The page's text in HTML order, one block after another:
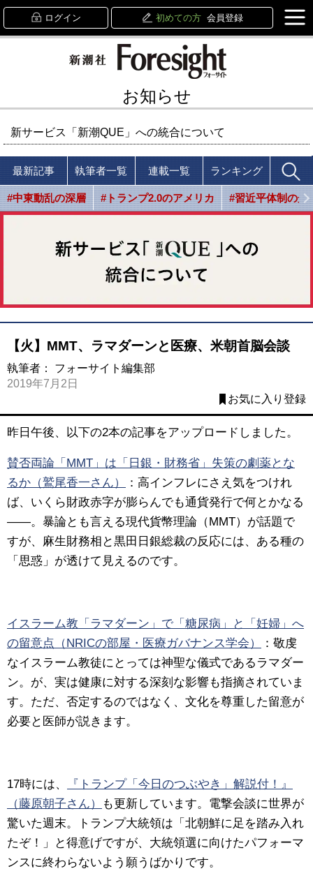
ログイン 初めての方 会員登録
お知らせ
新サービス「新潮QUE」への統合について
最新記事 執筆者一覧 連載一覧 ランキング
#中東動乱の深層 #トランプ2.0のアメリカ #習近平体制の光
【火】MMT、ラマダーンと医療、米朝首脳会談
執筆者： フォーサイト編集部
2019年7月2日
お気に入り登録
昨日午後、以下の2本の記事をアップロードしました。
賛否両論「MMT」は「日銀・財務省」失策の劇薬とな
るか（鷲尾香一さん）
：高インフレにさえ気をつけれ
ば、いくら財政赤字が膨らんでも通貨発行で何とかなる
――。暴論とも言える現代貨幣理論（MMT）が話題で
すが、麻生財務相と黒田日銀総裁の反応には、ある種の
「思惑」が透けて見えるのです。
イスラーム教「ラマダーン」で「糖尿病」と「妊婦」へ
の留意点（NRICの部屋・医療ガバナンス学会）
：敬虔
なイスラーム教徒にとっては神聖な儀式であるラマダー
ン。が、実は健康に対する深刻な影響も指摘されていま
す。ただ、否定するのではなく、文化を尊重した留意が
必要と医師が説きます。
17時には、
『トランプ「今日のつぶやき」解説付！』
（藤原朝子さん）
も更新しています。電撃会談に世界が
驚いた週末。トランプ大統領は「北朝鮮に足を踏み入れ
たぞ！」と得意げですが、大統領選に向けたパフォーマ
ンスに終わらないよう願うばかりです。